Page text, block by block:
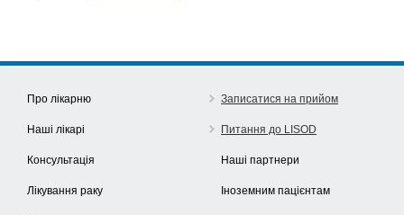
Про лікарню
Наші лікарі
Консультація
Лікування раку
Записатися на прийом
Питання до LISOD
Наші партнери
Іноземним пацієнтам